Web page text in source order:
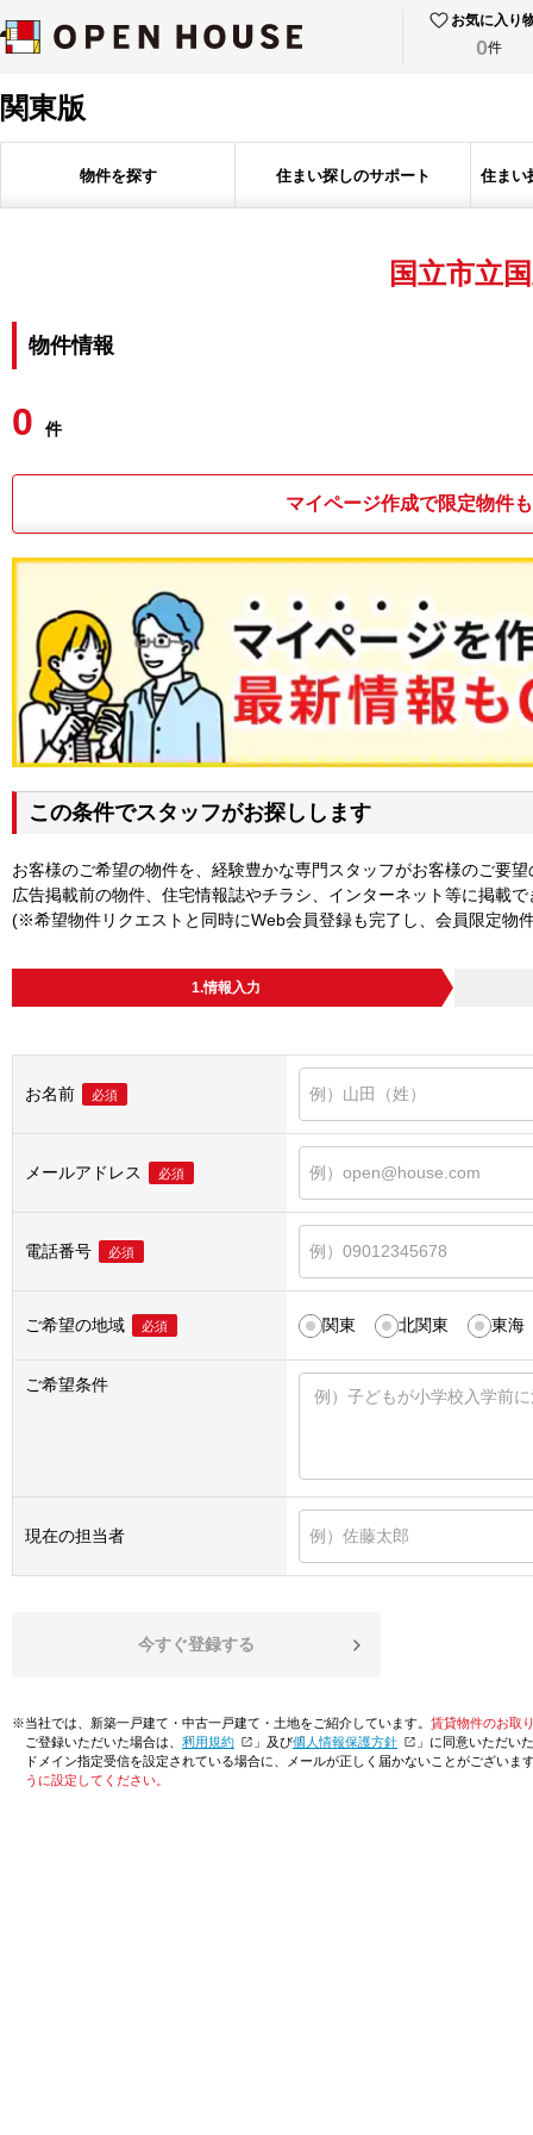
お気に入り
0件
関東版
物件を探す 住まい探しのサポート 住まい
国立市立
物件情報
0 件
マイページ作成で限定物件
この条件でスタッフがお探しします
お客様のご希望の物件を、経験豊かな専門スタッフがお客様のご要望
広告掲載前の物件、住宅情報誌やチラシ、インターネット等に掲載
(※希望物件リクエストと同時にWeb会員登録も完了し、会員限定物
1.情報入力
お名前 必須
メールアドレス 必須
電話番号 必須
ご希望の地域 必須 関東 北関東 東海
ご希望条件
現在の担当者
今すぐ登録する
※当社では、新築一戸建て・中古一戸建て・土地をご紹介しています。 賃貸物件のお取
ご登録いただいた場合は、「利用規約 」及び「個人情報保護方針
」に同意いただい
ドメイン指定受信を設定されている場合に、メールが正しく届かないことがございます
うに設定してください。